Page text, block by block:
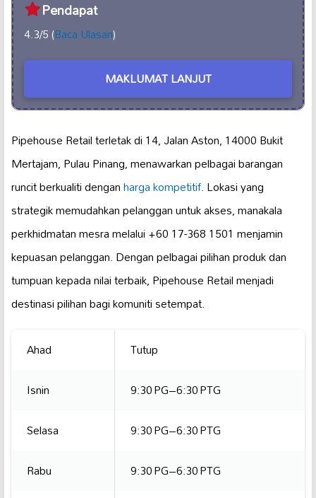
Pendapat
4.3/5 (Baca Ulasan)
MAKLUMAT LANJUT
Pipehouse Retail terletak di 14, Jalan Aston, 14000 Bukit
Mertajam, Pulau Pinang, menawarkan pelbagai barangan
runcit berkualiti denganharga kompetitif. Lokasi yang
strategik memudahkan pelanggan untuk akses, manakala
perkhidmatan mesra melalui +60 17-368 1501 menjamin
kepuasan pelanggan. Dengan pelbagai pilihan produk dan
tumpuan kepada nilai terbaik, Pipehouse Retail menjadi
destinasi pilihan bagi komuniti setempat.
Ahad
Tutup
Isnin
9:30 PG–6:30 PTG
Selasa
9:30 PG–6:30 PTG
Rabu
9:30 PG–6:30 PTG